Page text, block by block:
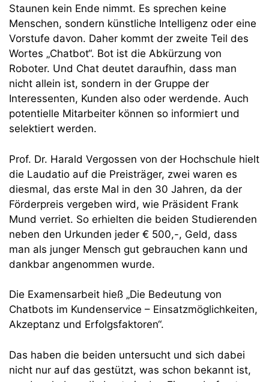
Staunen kein Ende nimmt. Es sprechen keine
Menschen, sondern künstliche Intelligenz oder eine
Vorstufe davon. Daher kommt der zweite Teil des
Wortes „Chatbot“. Bot ist die Abkürzung von
Roboter. Und Chat deutet daraufhin, dass man
nicht allein ist, sondern in der Gruppe der
Interessenten, Kunden also oder werdende. Auch
potentielle Mitarbeiter können so informiert und
selektiert werden.
Prof. Dr. Harald Vergossen von der Hochschule hielt
die Laudatio auf die Preisträger, zwei waren es
diesmal, das erste Mal in den 30 Jahren, da der
Förderpreis vergeben wird, wie Präsident Frank
Mund verriet. So erhielten die beiden Studierenden
neben den Urkunden jeder € 500,-, Geld, dass
man als junger Mensch gut gebrauchen kann und
dankbar angenommen wurde.
Die Examensarbeit hieß „Die Bedeutung von
Chatbots im Kundenservice – Einsatzmöglichkeiten,
Akzeptanz und Erfolgsfaktoren“.
Das haben die beiden untersucht und sich dabei
nicht nur auf das gestützt, was schon bekannt ist,